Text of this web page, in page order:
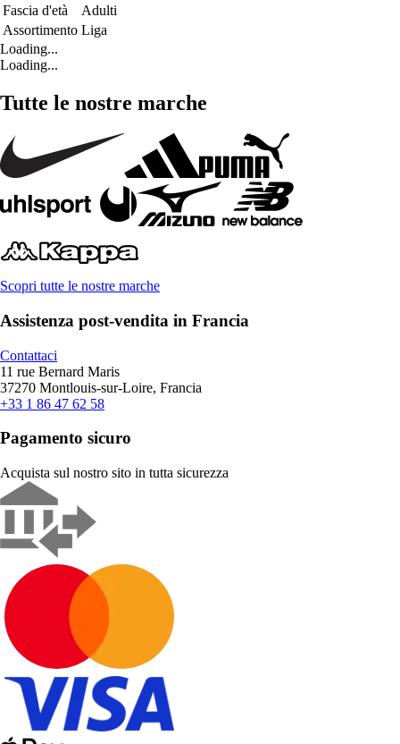
Fascia d'età
Adulti
Assortimento Liga
Loading...
Loading...
Tutte le nostre marche
Scopri tutte le nostre marche
Assistenza post-vendita in Francia
Contattaci
11 rue Bernard Maris
37270 Montlouis-sur-Loire, Francia
+33 1 86 47 62 58
Pagamento sicuro
Acquista sul nostro sito in tutta sicurezza